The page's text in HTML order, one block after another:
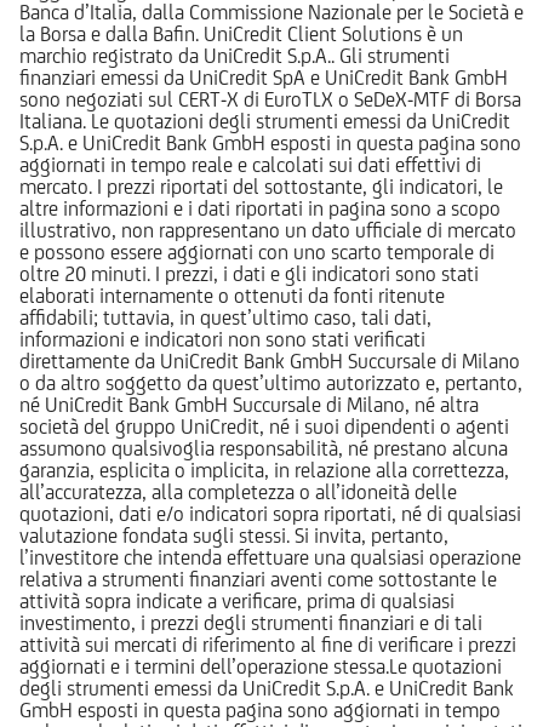
Banca d’Italia, dalla Commissione Nazionale per le Società e
la Borsa e dalla Bafin. UniCredit Client Solutions è un
marchio registrato da UniCredit S.p.A.. Gli strumenti
finanziari emessi da UniCredit SpA e UniCredit Bank GmbH
sono negoziati sul CERT-X di EuroTLX o SeDeX-MTF di Borsa
Italiana. Le quotazioni degli strumenti emessi da UniCredit
S.p.A. e UniCredit Bank GmbH esposti in questa pagina sono
aggiornati in tempo reale e calcolati sui dati effettivi di
mercato. I prezzi riportati del sottostante, gli indicatori, le
altre informazioni e i dati riportati in pagina sono a scopo
illustrativo, non rappresentano un dato ufficiale di mercato
e possono essere aggiornati con uno scarto temporale di
oltre 20 minuti. I prezzi, i dati e gli indicatori sono stati
elaborati internamente o ottenuti da fonti ritenute
affidabili; tuttavia, in quest’ultimo caso, tali dati,
informazioni e indicatori non sono stati verificati
direttamente da UniCredit Bank GmbH Succursale di Milano
o da altro soggetto da quest’ultimo autorizzato e, pertanto,
né UniCredit Bank GmbH Succursale di Milano, né altra
società del gruppo UniCredit, né i suoi dipendenti o agenti
assumono qualsivoglia responsabilità, né prestano alcuna
garanzia, esplicita o implicita, in relazione alla correttezza,
all’accuratezza, alla completezza o all’idoneità delle
quotazioni, dati e/o indicatori sopra riportati, né di qualsiasi
valutazione fondata sugli stessi. Si invita, pertanto,
l’investitore che intenda effettuare una qualsiasi operazione
relativa a strumenti finanziari aventi come sottostante le
attività sopra indicate a verificare, prima di qualsiasi
investimento, i prezzi degli strumenti finanziari e di tali
attività sui mercati di riferimento al fine di verificare i prezzi
aggiornati e i termini dell’operazione stessa.Le quotazioni
degli strumenti emessi da UniCredit S.p.A. e UniCredit Bank
GmbH esposti in questa pagina sono aggiornati in tempo